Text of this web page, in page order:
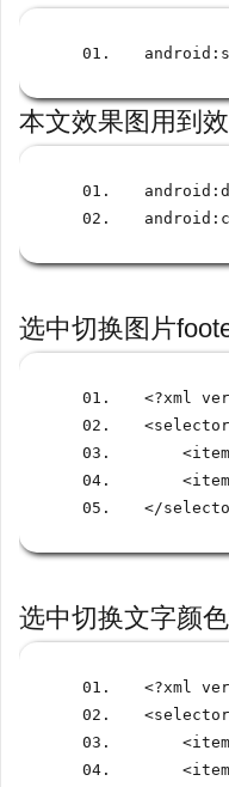
android :
本文效果图用到
android :
android :
选中切换图片
<?xml
<selector
<
<
</
选中切换文字颜
<?xml
<selector
<
<